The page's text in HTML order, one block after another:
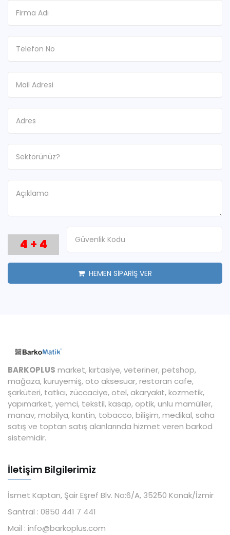
4 + 4
HEMEN SİPARİŞ VER
BARKOPLUS market, kırtasiye, veteriner, petshop,
mağaza, kuruyemiş, oto aksesuar, restoran cafe,
şarküteri, tatlıcı, züccaciye, otel, akaryakıt, kozmetik,
yapımarket, yemci, tekstil, kasap, optik, unlu mamüller,
manav, mobilya, kantin, tobacco, bilişim, medikal, saha
satış ve toptan satış alanlarında hizmet veren barkod
sistemidir.
İletişim Bilgilerimiz
İsmet Kaptan, Şair Eşref Blv. No:6/A, 35250 Konak/İzmir
Santral : 0850 441 7 441
Mail : info@barkoplus.com